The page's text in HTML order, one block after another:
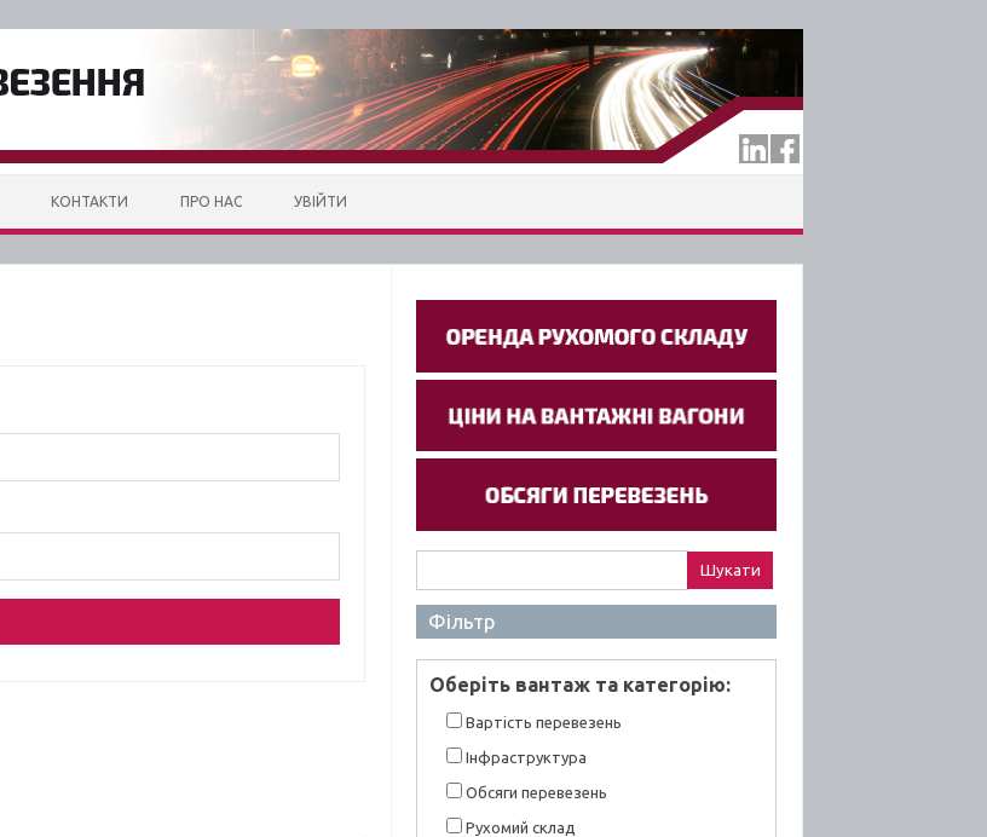
КОНТАКТИ ПРО НАС УВІЙТИ
Фільтр
Оберiть вантаж та категорiю:
Вартiсть перевезень
Інфраструктура
Обсяги перевезень
Рухомий склад